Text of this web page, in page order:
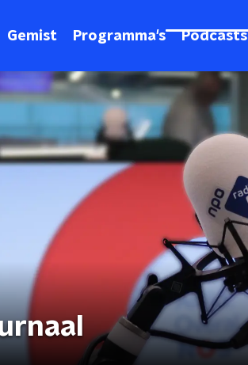
Gemist Programma's Podcasts